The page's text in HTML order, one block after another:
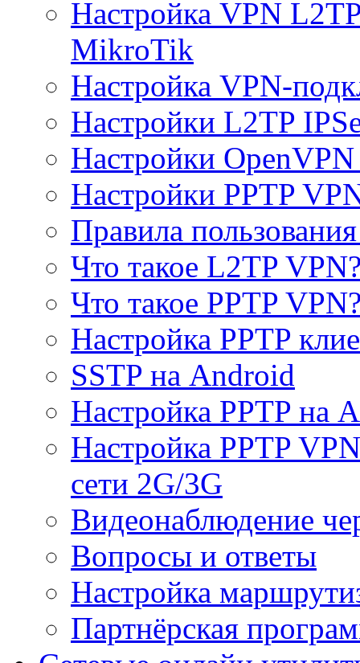
Настройка VPN
MikroTik
Настройка VPN-
Настройки L2TP
Настройки
Настройки PPTP
Правила
Что такое L2TP
Что такое PPTP
Настройка PPTP
SSTP на Android
Настройка PPTP на
Настройка PPTP
сети 2G/3G
Видеонаблюдение
Вопросы и ответы
Настройка
Партнёрская